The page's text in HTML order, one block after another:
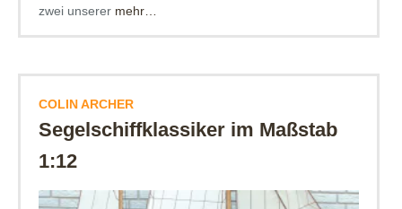
zwei unserer mehr…
COLIN ARCHER
Segelschiffklassiker im Maßstab
1:12